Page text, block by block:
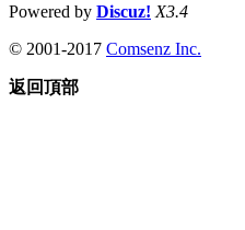
Powered by Discuz! X3.4
© 2001-2017 Comsenz Inc.
返回頂部